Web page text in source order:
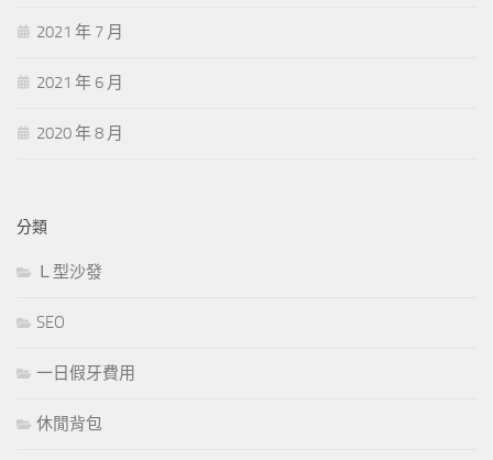
2021 年 7 月
2021 年 6 月
2020 年 8 月
分類
Ｌ型沙發
SEO
一日假牙費用
休閒背包